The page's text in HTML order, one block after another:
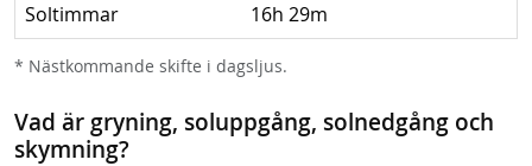
Soltimmar 16h 29m
* Nästkommande skifte i dagsljus.
Vad är gryning, soluppgång, solnedgång och
skymning?